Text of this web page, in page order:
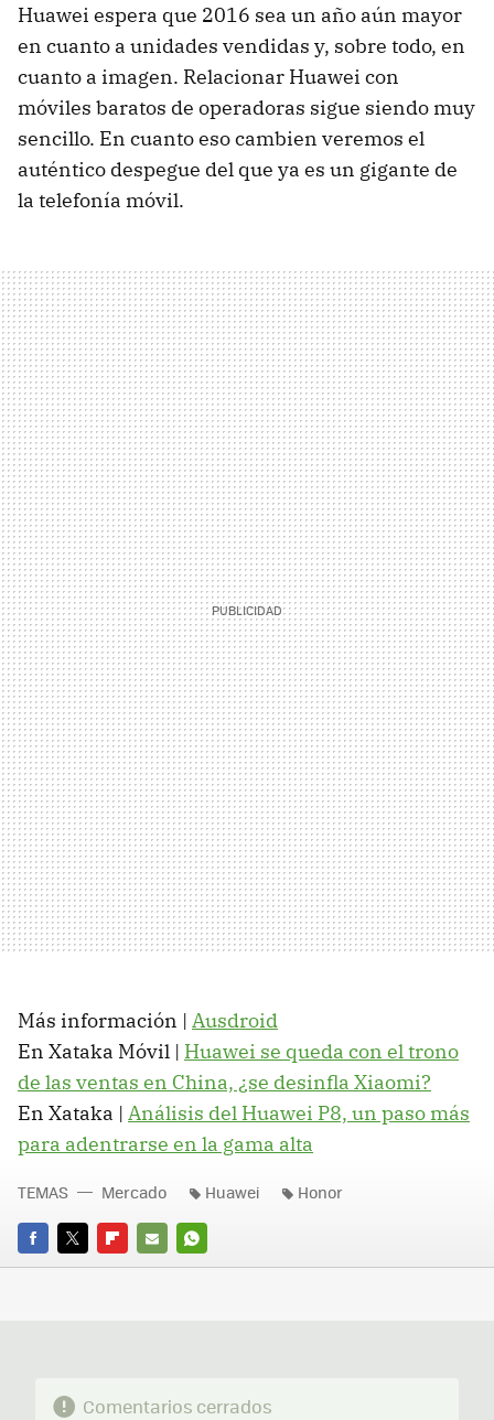
Huawei espera que 2016 sea un año aún mayor
en cuanto a unidades vendidas y, sobre todo, en
cuanto a imagen. Relacionar Huawei con
móviles baratos de operadoras sigue siendo muy
sencillo. En cuanto eso cambien veremos el
auténtico despegue del que ya es un gigante de
la telefonía móvil.
Más información | Ausdroid
En Xataka Móvil | Huawei se queda con el trono
de las ventas en China, ¿se desinfla Xiaomi?
En Xataka | Análisis del Huawei P8, un paso más
para adentrarse en la gama alta
FACEBOOK
TWITTERFLIPBOARD
E-
WHATSAPP
TEMAS Mercado Huawei Honor
Comentarios cerrados